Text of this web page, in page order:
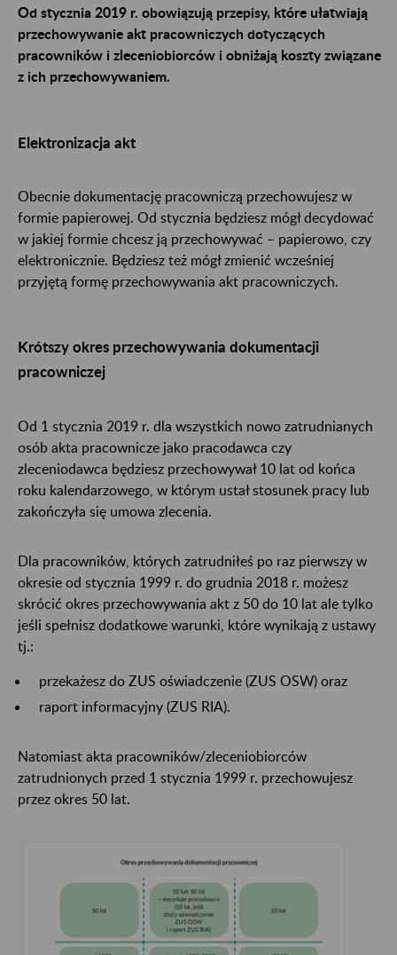
Od stycznia 2019 r. obowiązują przepisy, które ułatwiają
przechowywanie akt pracowniczych dotyczących
pracowników i zleceniobiorców i obniżają koszty związane
z ich przechowywaniem.
Elektronizacja akt
Obecnie dokumentację pracowniczą przechowujesz w
formie papierowej. Od stycznia będziesz mógł decydować
w jakiej formie chcesz ją przechowywać – papierowo, czy
elektronicznie. Będziesz też mógł zmienić wcześniej
przyjętą formę przechowywania akt pracowniczych.
Krótszy okres przechowywania dokumentacji
pracowniczej
Od 1 stycznia 2019 r. dla wszystkich nowo zatrudnianych
osób akta pracownicze jako pracodawca czy
zleceniodawca będziesz przechowywał 10 lat od końca
roku kalendarzowego, w którym ustał stosunek pracy lub
zakończyła się umowa zlecenia.
Dla pracowników, których zatrudniłeś po raz pierwszy w
okresie od stycznia 1999 r. do grudnia 2018 r. możesz
skrócić okres przechowywania akt z 50 do 10 lat ale tylko
jeśli spełnisz dodatkowe warunki, które wynikają z ustawy
tj.:
przekażesz do ZUS oświadczenie (ZUS OSW) oraz
raport informacyjny (ZUS RIA).
Natomiast akta pracowników/zleceniobiorców
zatrudnionych przed 1 stycznia 1999 r. przechowujesz
przez okres 50 lat.